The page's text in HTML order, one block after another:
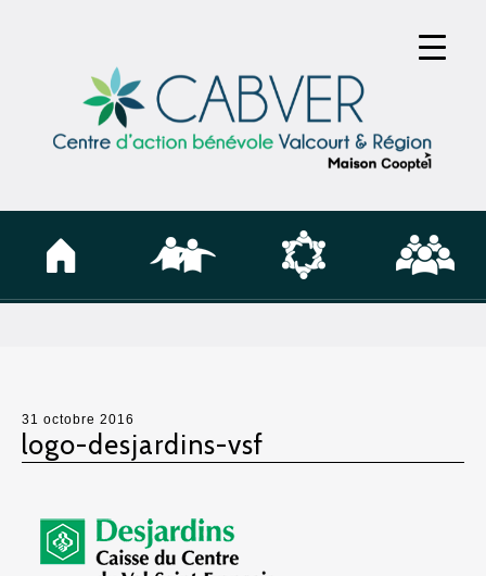
31 octobre 2016
logo-desjardins-vsf